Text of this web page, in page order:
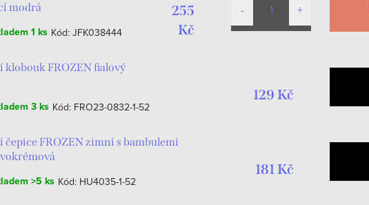
modrá
1 ks Kód: JFK038444
255
Kč
klobouk FROZEN fialový
3 ks Kód: FRO23-0832-1-52
129 Kč
čepice FROZEN zimní s bambulemi
>5 ks Kód: HU4035-1-52
181 Kč